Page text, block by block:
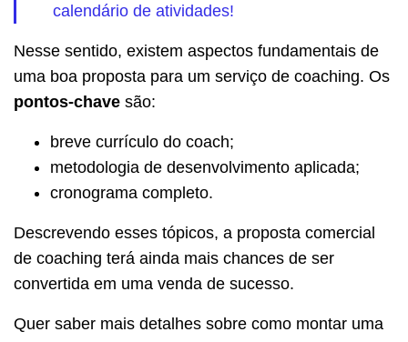
calendário de atividades!
Nesse sentido, existem aspectos fundamentais de
uma boa proposta para um serviço de coaching. Os
pontos-chave são:
breve currículo do coach;
metodologia de desenvolvimento aplicada;
cronograma completo.
Descrevendo esses tópicos, a proposta comercial
de coaching terá ainda mais chances de ser
convertida em uma venda de sucesso.
Quer saber mais detalhes sobre como montar uma